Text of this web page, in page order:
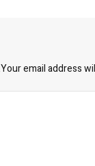
Your email address